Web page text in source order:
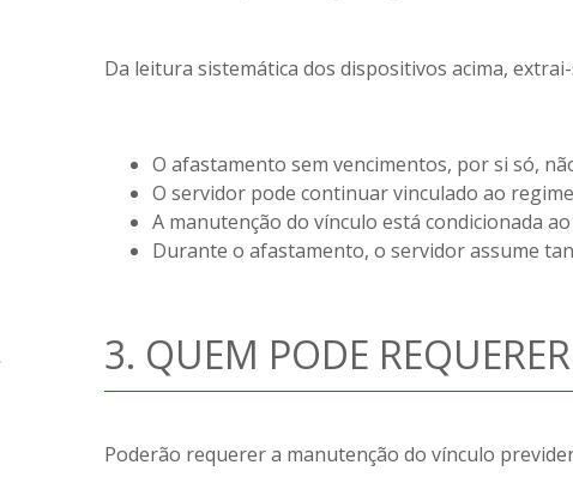
Da leitura sistemática dos dispositivos acima,
O afastamento sem vencimentos, por si só,
O servidor pode continuar vinculado ao
A manutenção do vínculo está condicionada
Durante o afastamento, o servidor assume
3. QUEM PODE
Poderão requerer a manutenção do vínculo